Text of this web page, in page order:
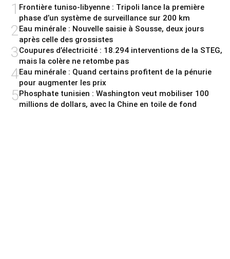
1 Frontière tuniso-libyenne : Tripoli lance la première
phase d’un système de surveillance sur 200 km
2Eau minérale : Nouvelle saisie à Sousse, deux jours
après celle des grossistes
3Coupures d’électricité : 18.294 interventions de la STEG,
mais la colère ne retombe pas
4Eau minérale : Quand certains profitent de la pénurie
pour augmenter les prix
5Phosphate tunisien : Washington veut mobiliser 100
millions de dollars, avec la Chine en toile de fond